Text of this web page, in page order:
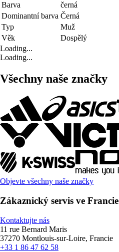
Barva
černá
Dominantní barva Černá
Typ
Muž
Věk
Dospělý
Loading...
Loading...
Všechny naše značky
Objevte všechny naše značky
Zákaznický servis ve Francie
Kontaktujte nás
11 rue Bernard Maris
37270 Montlouis-sur-Loire, Francie
+33 1 86 47 62 58